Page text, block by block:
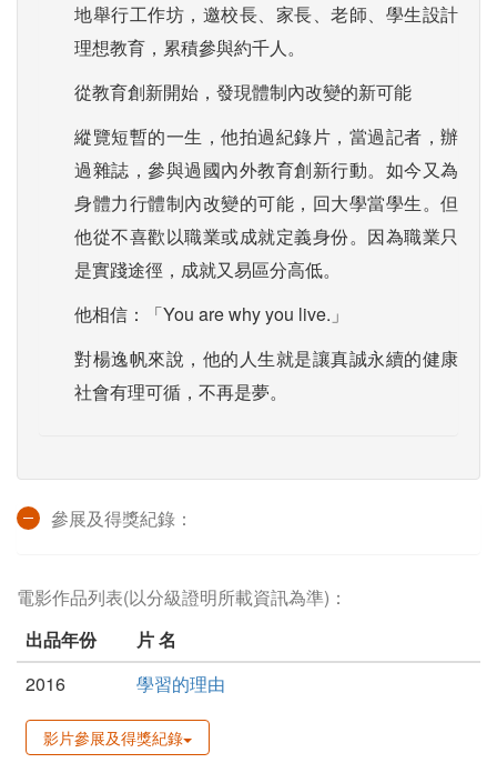
地舉行工作坊，邀校長、家長、老師、學生設計
理想教育，累積參與約千人。
從教育創新開始，發現體制內改變的新可能
縱覽短暫的一生，他拍過紀錄片，當過記者，辦
過雜誌，參與過國內外教育創新行動。如今又為
身體力行體制內改變的可能，回大學當學生。但
他從不喜歡以職業或成就定義身份。因為職業只
是實踐途徑，成就又易區分高低。
他相信：「You are why you live.」
對楊逸帆來說，他的人生就是讓真誠永續的健康
社會有理可循，不再是夢。
參展及得獎紀錄：
電影作品列表(以分級證明所載資訊為準)：
出品年份
片 名
2016
學習的理由
影片參展及得獎紀錄